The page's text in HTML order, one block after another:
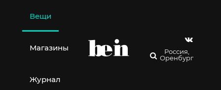
содержимому
Вещи
Магазины
Журнал
Россия,
Оренбург